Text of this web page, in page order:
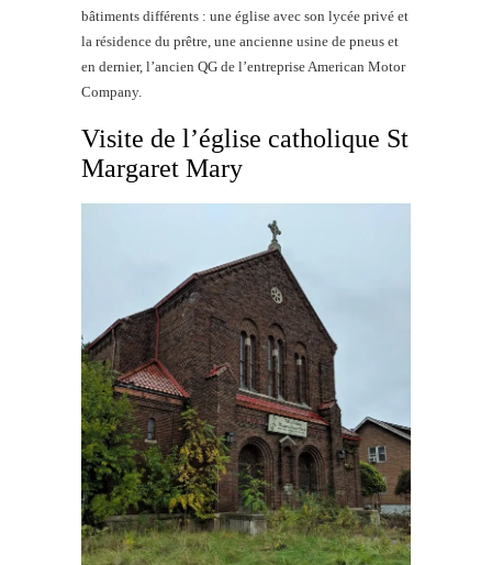
bâtiments différents : une église avec son lycée privé et
la résidence du prêtre, une ancienne usine de pneus et
en dernier, l’ancien QG de l’entreprise American Motor
Company.
Visite de l’église catholique St
Margaret Mary